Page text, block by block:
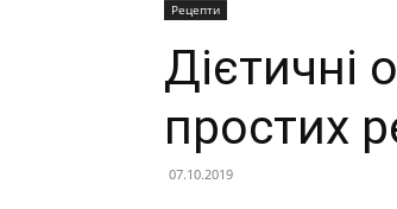
Рецепти
Дієтичні
простих
07.10.2019